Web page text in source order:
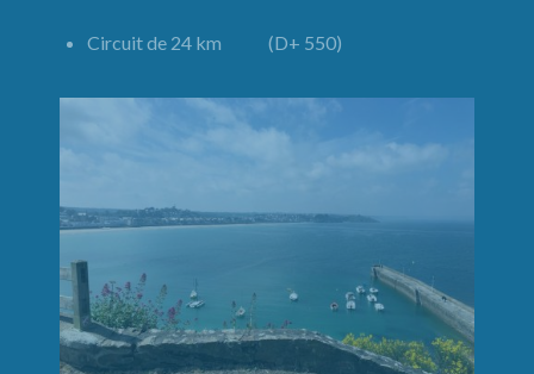
Circuit de 24 km (D+ 550)